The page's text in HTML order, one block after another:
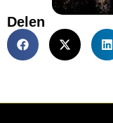
Delen